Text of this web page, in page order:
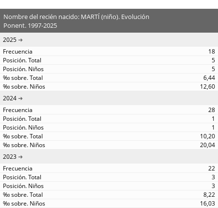
Nombre del recién nacido: MARTÍ (niño). Evolución
Ponent. 1997-2025
2025
18
5
5
6,44
12,60
2024
28
1
1
10,20
20,04
2023
22
3
3
8,22
16,03